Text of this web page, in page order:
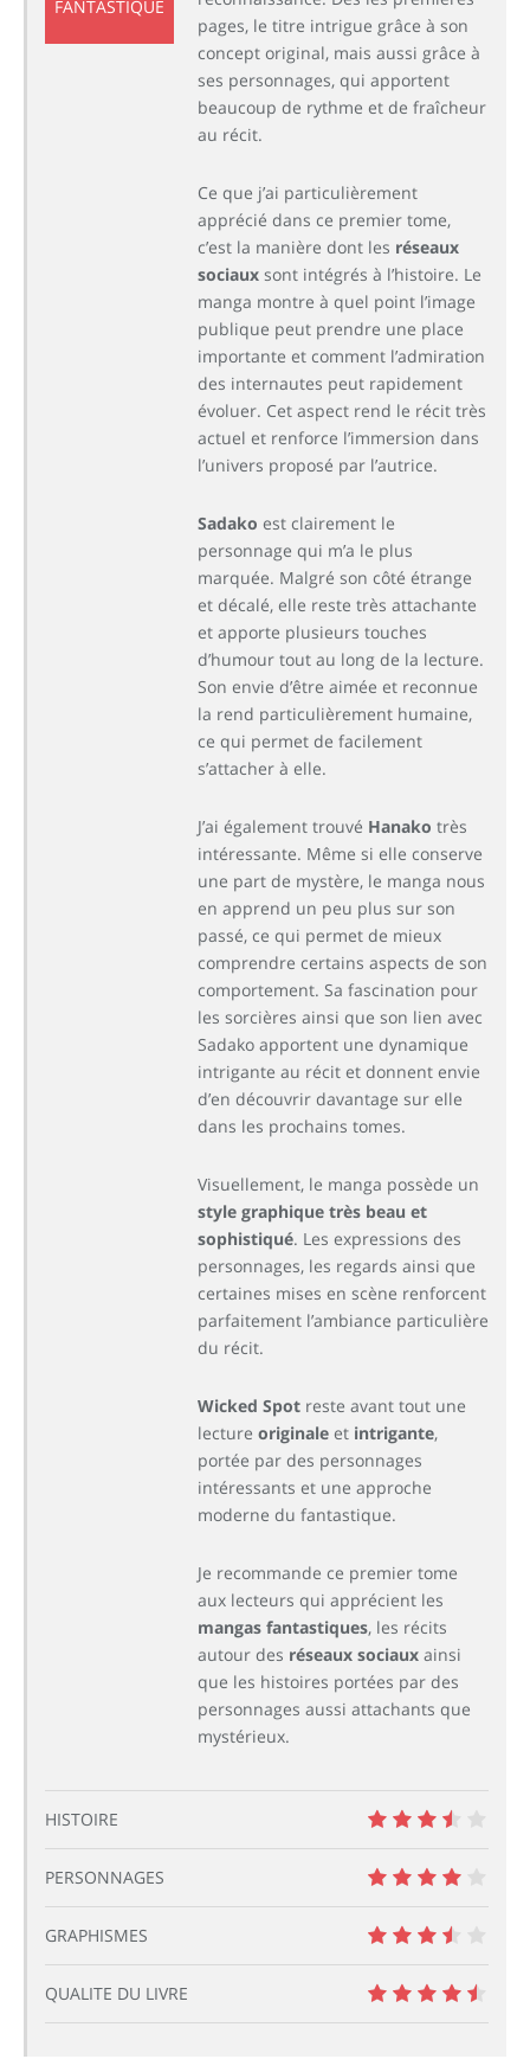
7.8
FANTASTIQUE
pages, le titre intrigue grâce à son
concept original, mais aussi grâce à
ses personnages, qui apportent
beaucoup de rythme et de fraîcheur
au récit.
Ce que j’ai particulièrement
apprécié dans ce premier tome,
c’est la manière dont les réseaux
sociaux sont intégrés à l’histoire. Le
manga montre à quel point l’image
publique peut prendre une place
importante et comment l’admiration
des internautes peut rapidement
évoluer. Cet aspect rend le récit très
actuel et renforce l’immersion dans
l’univers proposé par l’autrice.
Sadako est clairement le
personnage qui m’a le plus
marquée. Malgré son côté étrange
et décalé, elle reste très attachante
et apporte plusieurs touches
d’humour tout au long de la lecture.
Son envie d’être aimée et reconnue
la rend particulièrement humaine,
ce qui permet de facilement
s’attacher à elle.
J’ai également trouvé Hanako très
intéressante. Même si elle conserve
une part de mystère, le manga nous
en apprend un peu plus sur son
passé, ce qui permet de mieux
comprendre certains aspects de son
comportement. Sa fascination pour
les sorcières ainsi que son lien avec
Sadako apportent une dynamique
intrigante au récit et donnent envie
d’en découvrir davantage sur elle
dans les prochains tomes.
Visuellement, le manga possède un
style graphique très beau et
sophistiqué. Les expressions des
personnages, les regards ainsi que
certaines mises en scène renforcent
parfaitement l’ambiance particulière
du récit.
Wicked Spot reste avant tout une
lecture originale et intrigante,
portée par des personnages
intéressants et une approche
moderne du fantastique.
Je recommande ce premier tome
aux lecteurs qui apprécient les
mangas fantastiques, les récits
autour des réseaux sociaux ainsi
que les histoires portées par des
personnages aussi attachants que
mystérieux.
HISTOIRE
PERSONNAGES
GRAPHISMES
QUALITE DU LIVRE